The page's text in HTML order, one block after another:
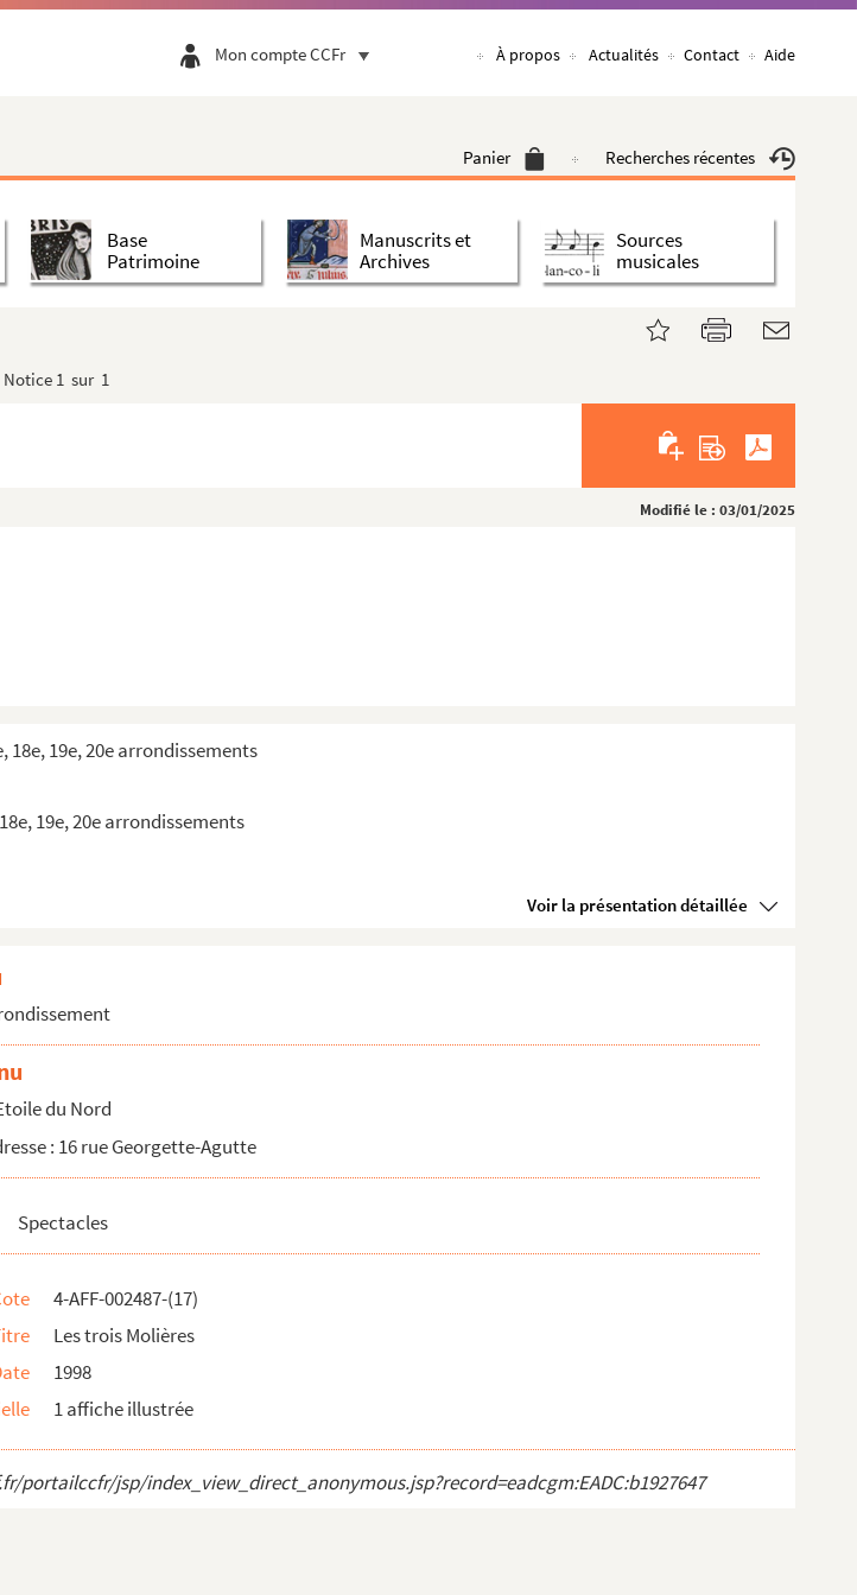
Mon compte CCFr À propos Actualités Contact Aide
Panier Recherches récentes
Base
Patrimoine
Manuscrits et
Archives
Sources
musicales
Notice 1 sur 1
Modifié le : 03/01/2025
18e, 19e, 20e arrondissements
19e, 20e arrondissements
Voir la présentation détaillée
du Nord
: 16 rue Georgette-Agutte
Spectacles
4-AFF-002487-(17)
Les trois Molières
1998
1 affiche illustrée
portailccfr/jsp/index_view_direct_anonymous.jsp?record=eadcgm:EADC:b1927647